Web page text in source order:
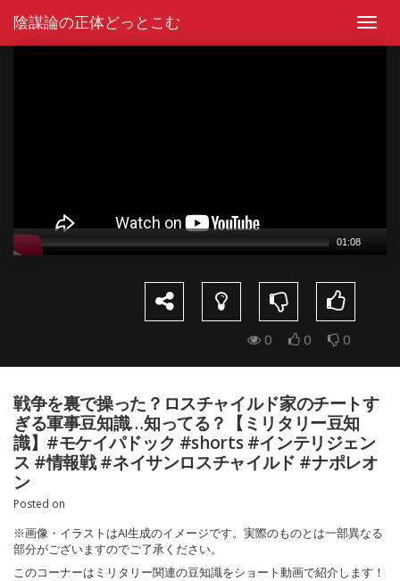
陰謀論の正体どっとこむ
01:08
0 0 0
戦争を裏で操った？ロスチャイルド家のチートす
ぎる軍事豆知識…知ってる？【ミリタリー豆知
識】#モケイパドック #shorts #インテリジェン
ス #情報戦 #ネイサンロスチャイルド #ナポレオ
ン
Posted on
※画像・イラストはAI生成のイメージです。実際のものとは一部異なる
部分がございますのでご了承ください。
このコーナーはミリタリー関連の豆知識をショート動画で紹介します！